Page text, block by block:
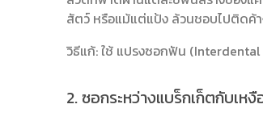
สัตว์ หรือแม้แต่แป้ง ล้วนชอบไปติดค้
วิธีแก้: ใช้ แปรงซอกฟัน
2. ซอกระหว่างแบร็กเก็ตกับเ